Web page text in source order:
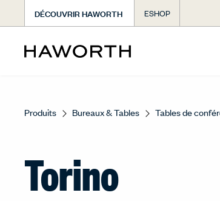
DÉCOUVRIR HAWORTH ESHOP
Produits Bureaux & Tables Tables de
Torino